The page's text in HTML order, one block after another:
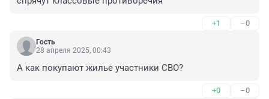
+1 –0
Гость
28 апреля 2025, 00:43
А как покупают жилье участники СВО?
+0 –0